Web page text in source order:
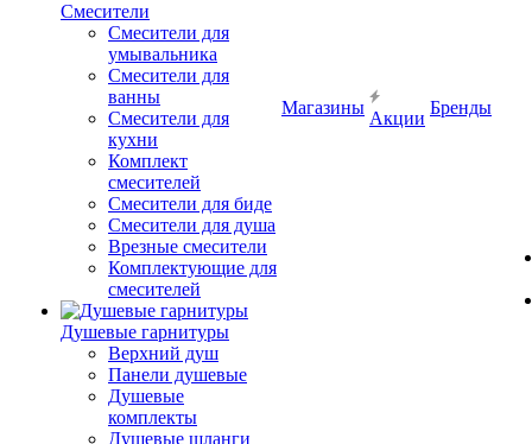
Смесители
Смесители для
умывальника
Смесители для
ванны
Смесители для
кухни
Комплект
смесителей
Смесители для биде
Смесители для душа
Врезные смесители
Комплектующие для
смесителей
Душевые гарнитуры
Верхний душ
Панели душевые
Душевые
комплекты
Душевые шланги
Магазины
Акции
Бренды